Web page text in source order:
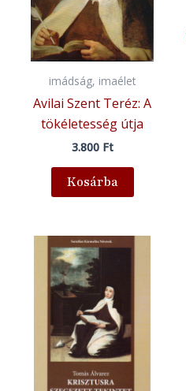
imádság, imaélet
Avilai Szent Teréz: A
tökéletesség útja
3.800 Ft
Kosárba